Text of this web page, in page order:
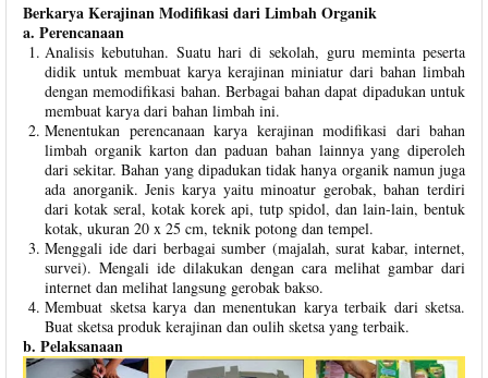
Berkarya Kerajinan Modifikasi dari Limbah Organik
a. Perencanaan
Analisis kebutuhan. Suatu hari di sekolah, guru meminta peserta
didik untuk membuat karya kerajinan miniatur dari bahan limbah
dengan memodifikasi bahan. Berbagai bahan dapat dipadukan untuk
membuat karya dari bahan limbah ini.
Menentukan perencanaan karya kerajinan modifikasi dari bahan
limbah organik karton dan paduan bahan lainnya yang diperoleh
dari sekitar. Bahan yang dipadukan tidak hanya organik namun juga
ada anorganik. Jenis karya yaitu minoatur gerobak, bahan terdiri
dari kotak seral, kotak korek api, tutp spidol, dan lain-lain, bentuk
kotak, ukuran 20 x 25 cm, teknik potong dan tempel.
Menggali ide dari berbagai sumber (majalah, surat kabar, internet,
survei). Mengali ide dilakukan dengan cara melihat gambar dari
internet dan melihat langsung gerobak bakso.
Membuat sketsa karya dan menentukan karya terbaik dari sketsa.
Buat sketsa produk kerajinan dan oulih sketsa yang terbaik.
b. Pelaksanaan